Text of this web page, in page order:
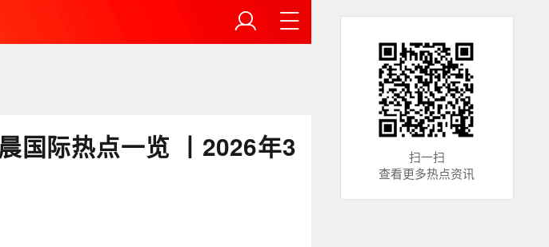
国际热点一览 丨2026年3
扫一扫
查看更多热点资讯